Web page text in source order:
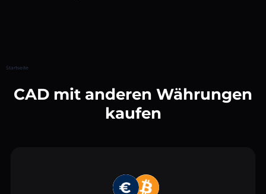
Startseite
CAD mit anderen Währungen
kaufen